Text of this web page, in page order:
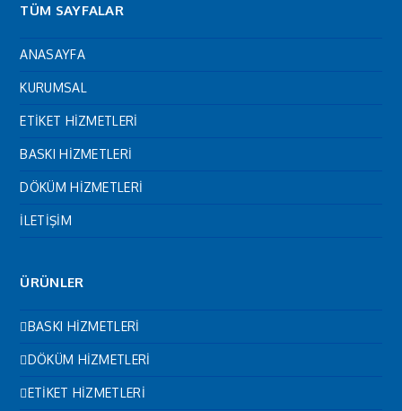
TÜM SAYFALAR
ANASAYFA
KURUMSAL
ETİKET HİZMETLERİ
BASKI HİZMETLERİ
DÖKÜM HİZMETLERİ
İLETİŞİM
ÜRÜNLER
BASKI HİZMETLERİ
DÖKÜM HİZMETLERİ
ETİKET HİZMETLERİ